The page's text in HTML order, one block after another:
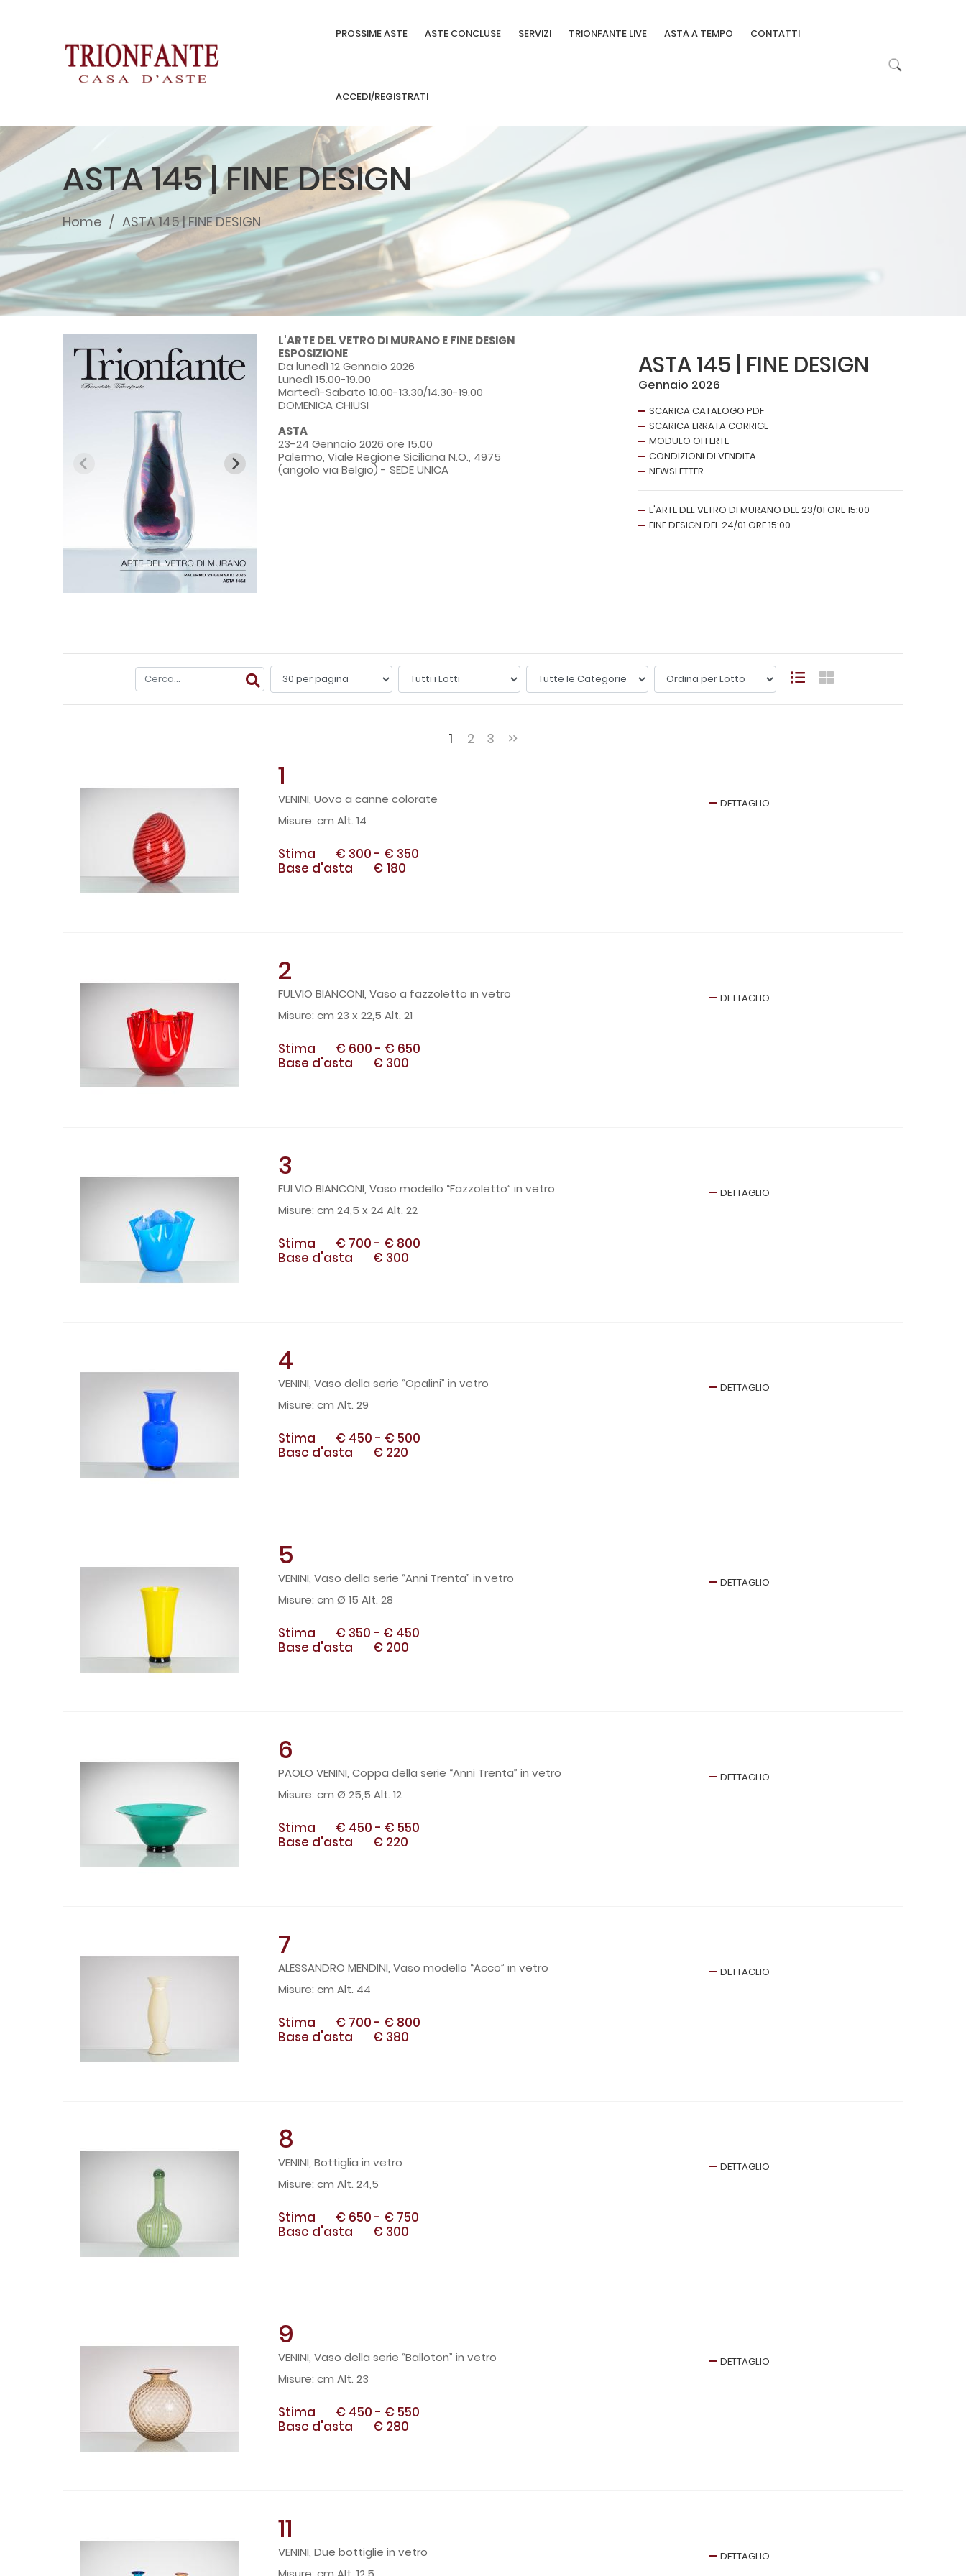
PROSSIME ASTE ASTE CONCLUSE SERVIZI TRIONFANTE LIVE ASTA A TEMPO CONTATTI
ACCEDI/REGISTRATI
ASTA 145 | FINE DESIGN
Home ASTA 145 | FINE DESIGN
L'ARTE DEL VETRO DI MURANO E FINE DESIGN
ESPOSIZIONE
Da lunedì 12 Gennaio 2026
Lunedì 15.00-19.00
Martedì-Sabato 10.00-13.30/14.30-19.00
DOMENICA CHIUSI
ASTA
23-24 Gennaio 2026 ore 15.00
Palermo, Viale Regione Siciliana N.O., 4975
(angolo via Belgio) - SEDE UNICA
ASTA 145 | FINE DESIGN
Gennaio 2026
SCARICA CATALOGO PDF
SCARICA ERRATA CORRIGE
MODULO OFFERTE
CONDIZIONI DI VENDITA
NEWSLETTER
L'ARTE DEL VETRO DI MURANO DEL 23/01 ORE 15:00
FINE DESIGN DEL 24/01 ORE 15:00
1 2 3
1
VENINI, Uovo a canne colorate
cm Alt. 14
Stima € 300 - € 350
Base d'asta
€ 180
DETTAGLIO
2
FULVIO BIANCONI, Vaso a fazzoletto in vetro
cm 23 x 22,5 Alt. 21
Stima € 600 - € 650
Base d'asta
€ 300
DETTAGLIO
3
FULVIO BIANCONI, Vaso modello “Fazzoletto” in vetro
cm 24,5 x 24 Alt. 22
Stima € 700 - € 800
Base d'asta
€ 300
DETTAGLIO
4
VENINI, Vaso della serie “Opalini” in vetro
cm Alt. 29
Stima € 450 - € 500
Base d'asta
€ 220
DETTAGLIO
5
VENINI, Vaso della serie “Anni Trenta” in vetro
cm Ø 15 Alt. 28
Stima € 350 - € 450
Base d'asta
€ 200
DETTAGLIO
6
PAOLO VENINI, Coppa della serie “Anni Trenta” in vetro
cm Ø 25,5 Alt. 12
Stima € 450 - € 550
Base d'asta
€ 220
DETTAGLIO
7
ALESSANDRO MENDINI, Vaso modello “Acco” in vetro
cm Alt. 44
Stima € 700 - € 800
Base d'asta
€ 380
DETTAGLIO
8
VENINI, Bottiglia in vetro
cm Alt. 24,5
Stima € 650 - € 750
Base d'asta
€ 300
DETTAGLIO
9
VENINI, Vaso della serie “Balloton” in vetro
cm Alt. 23
Stima € 450 - € 550
Base d'asta
€ 280
DETTAGLIO
11
VENINI, Due bottiglie in vetro
DETTAGLIO